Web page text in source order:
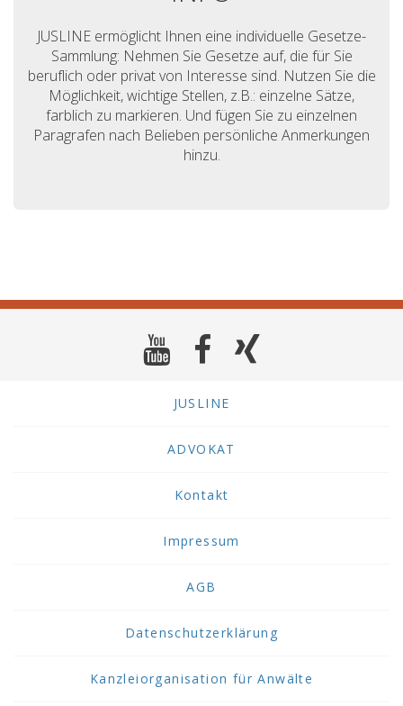
JUSLINE ermöglicht Ihnen eine individuelle Gesetze-
Sammlung: Nehmen Sie Gesetze auf, die für Sie
beruflich oder privat von Interesse sind. Nutzen Sie die
Möglichkeit, wichtige Stellen, z.B.: einzelne Sätze,
farblich zu markieren. Und fügen Sie zu einzelnen
Paragrafen nach Belieben persönliche Anmerkungen
hinzu.
JUSLINE
ADVOKAT
Kontakt
Impressum
AGB
Datenschutzerklärung
Kanzleiorganisation für Anwälte